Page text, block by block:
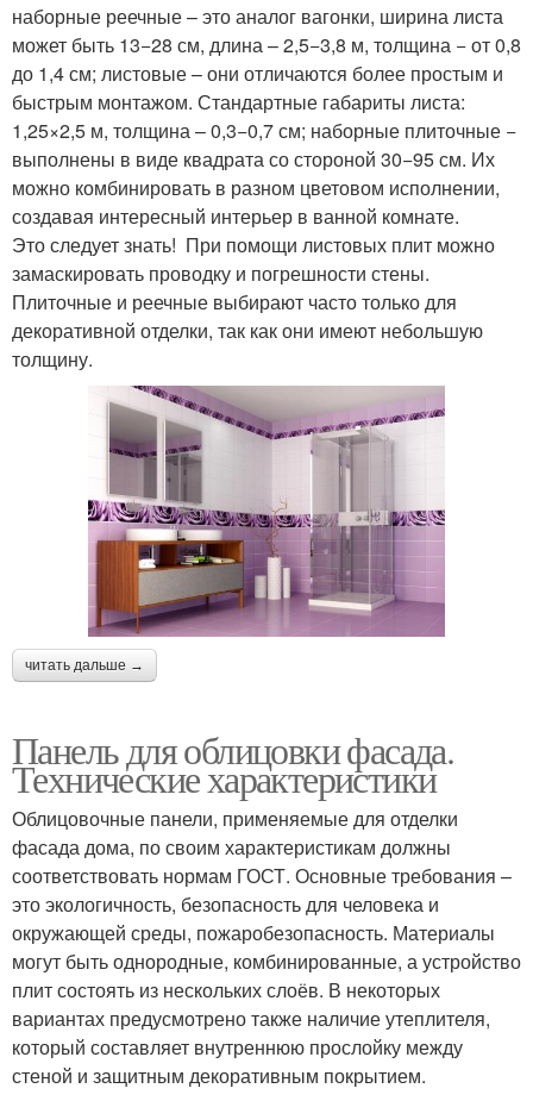
наборные реечные – это аналог вагонки, ширина листа
может быть 13−28 см, длина – 2,5−3,8 м, толщина − от 0,8
до 1,4 см; листовые – они отличаются более простым и
быстрым монтажом. Стандартные габариты листа:
1,25×2,5 м, толщина – 0,3−0,7 см; наборные плиточные −
выполнены в виде квадрата со стороной 30−95 см. Их
можно комбинировать в разном цветовом исполнении,
создавая интересный интерьер в ванной комнате.
Это следует знать! При помощи листовых плит можно
замаскировать проводку и погрешности стены.
Плиточные и реечные выбирают часто только для
декоративной отделки, так как они имеют небольшую
толщину.
читать дальше →
Панель для облицовки фасада.
Технические характеристики
Облицовочные панели, применяемые для отделки
фасада дома, по своим характеристикам должны
соответствовать нормам ГОСТ. Основные требования –
это экологичность, безопасность для человека и
окружающей среды, пожаробезопасность. Материалы
могут быть однородные, комбинированные, а устройство
плит состоять из нескольких слоёв. В некоторых
вариантах предусмотрено также наличие утеплителя,
который составляет внутреннюю прослойку между
стеной и защитным декоративным покрытием.